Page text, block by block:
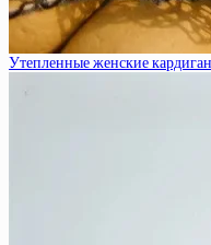
Утепленные женские